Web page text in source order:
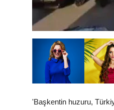
'Başkentin huzuru,